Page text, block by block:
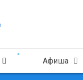
Афиша